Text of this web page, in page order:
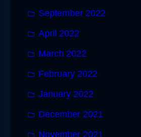
September 2022
April 2022
March 2022
February 2022
January 2022
December 2021
November 2021